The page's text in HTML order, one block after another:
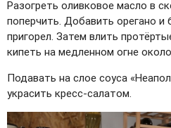
Разогреть оливковое масло в
поперчить. Добавить орегано и
пригорел. Затем влить
кипеть на медленном огне
Подавать на слое соуса
украсить кресс-салатом.